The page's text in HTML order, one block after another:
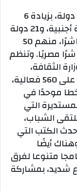
وقال الحاج: «هذا العام يشارك به 34 دولة، بزيادة 6
دول عن العام الماضي؛ منها 13 دولة أجنبية، و21 دولة
عربية وإفريقية، كما يشارك به 850 ناشرًا، منهم 50
أجنبيًا، و250 ناشرًا عربيًا، 550 ناشرًا مصريًا. وتنظم
الثقافة،
والسفارات، ودور النشر فعاليات تزيد على 560 فعالية،
خطا موحدًا في
التي
الشباب،
الكتب التي
أيضًا
متنوعا لفرق
شديد، بمشاركة